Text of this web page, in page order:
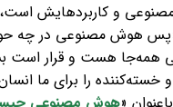
و کاربردهایش است،
هوش مصنوعی در چه
هست و قرار است
خسته‌کننده را برای ما